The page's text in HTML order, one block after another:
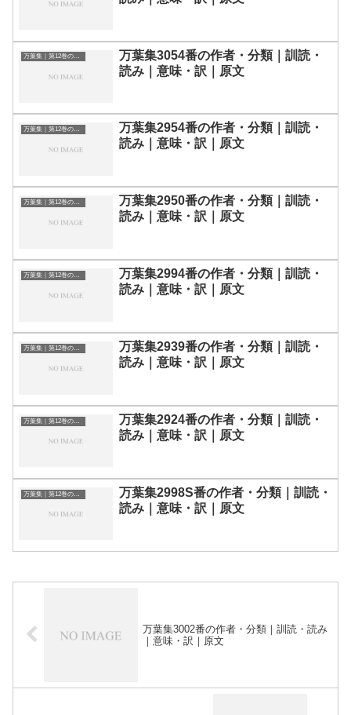
万葉集｜第12巻の和歌一覧
万葉集3054番の作者・分類｜訓読・
読み｜意味・訳｜原文
万葉集｜第12巻の和歌一覧
万葉集2954番の作者・分類｜訓読・
読み｜意味・訳｜原文
万葉集｜第12巻の和歌一覧
万葉集2950番の作者・分類｜訓読・
読み｜意味・訳｜原文
万葉集｜第12巻の和歌一覧
万葉集2994番の作者・分類｜訓読・
読み｜意味・訳｜原文
万葉集｜第12巻の和歌一覧
万葉集2939番の作者・分類｜訓読・
読み｜意味・訳｜原文
万葉集｜第12巻の和歌一覧
万葉集2924番の作者・分類｜訓読・
読み｜意味・訳｜原文
万葉集｜第12巻の和歌一覧
万葉集2998S番の作者・分類｜訓読・
読み｜意味・訳｜原文
万葉集3002番の作者・分類｜訓読・読み
｜意味・訳｜原文